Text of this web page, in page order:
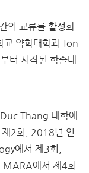
의 교류를 활성화
교 약학대학과 Ton
터 시작된 학술대
Thang 대학에
제2회, 2018년 인
에서 제3회,
에서 제4회